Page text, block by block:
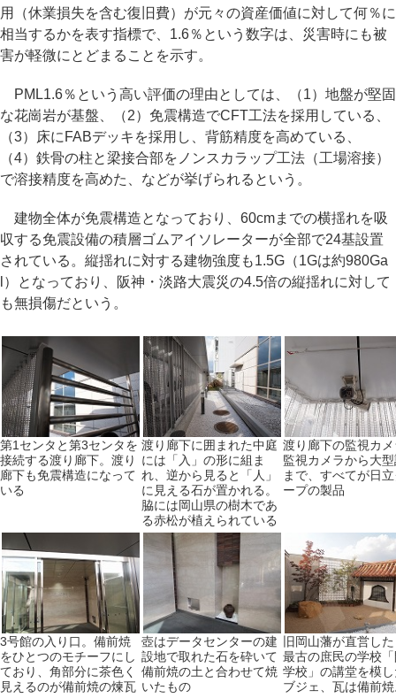
用（休業損失を含む復旧費）が元々の資産価値に対して何％に
相当するかを表す指標で、1.6％という数字は、災害時にも被
害が軽微にとどまることを示す。
PML1.6％という高い評価の理由としては、（1）地盤が堅固
な花崗岩が基盤、（2）免震構造でCFT工法を採用している、
（3）床にFABデッキを採用し、背筋精度を高めている、
（4）鉄骨の柱と梁接合部をノンスカラップ工法（工場溶接）
で溶接精度を高めた、などが挙げられるという。
建物全体が免震構造となっており、60cmまでの横揺れを吸
収する免震設備の積層ゴムアイソレーターが全部で24基設置
されている。縦揺れに対する建物強度も1.5G（1Gは約980Ga
l）となっており、阪神・淡路大震災の4.5倍の縦揺れに対して
も無損傷だという。
第1センタと第3センタを
接続する渡り廊下。渡り
廊下も免震構造になって
いる
渡り廊下に囲まれた中庭
には「入」の形に組ま
れ、逆から見ると「人」
に見える石が置かれる。
脇には岡山県の樹木であ
る赤松が植えられている
渡り廊下の監視カ
監視カメラから大
まで、すべてが日
ープの製品
3号館の入り口。備前焼
をひとつのモチーフにし
ており、角部分に茶色く
見えるのが備前焼の煉瓦
壺はデータセンターの建
設地で取れた石を砕いて
備前焼の土と合わせて焼
いたもの
旧岡山藩が直営し
最古の庶民の学校
学校」の講堂を模
ブジェ、瓦は備前